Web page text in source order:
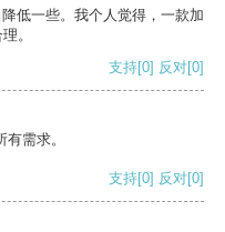
低一些。我个人觉得，一款加
。
支持[0] 反对[0]
需求。
支持[0] 反对[0]